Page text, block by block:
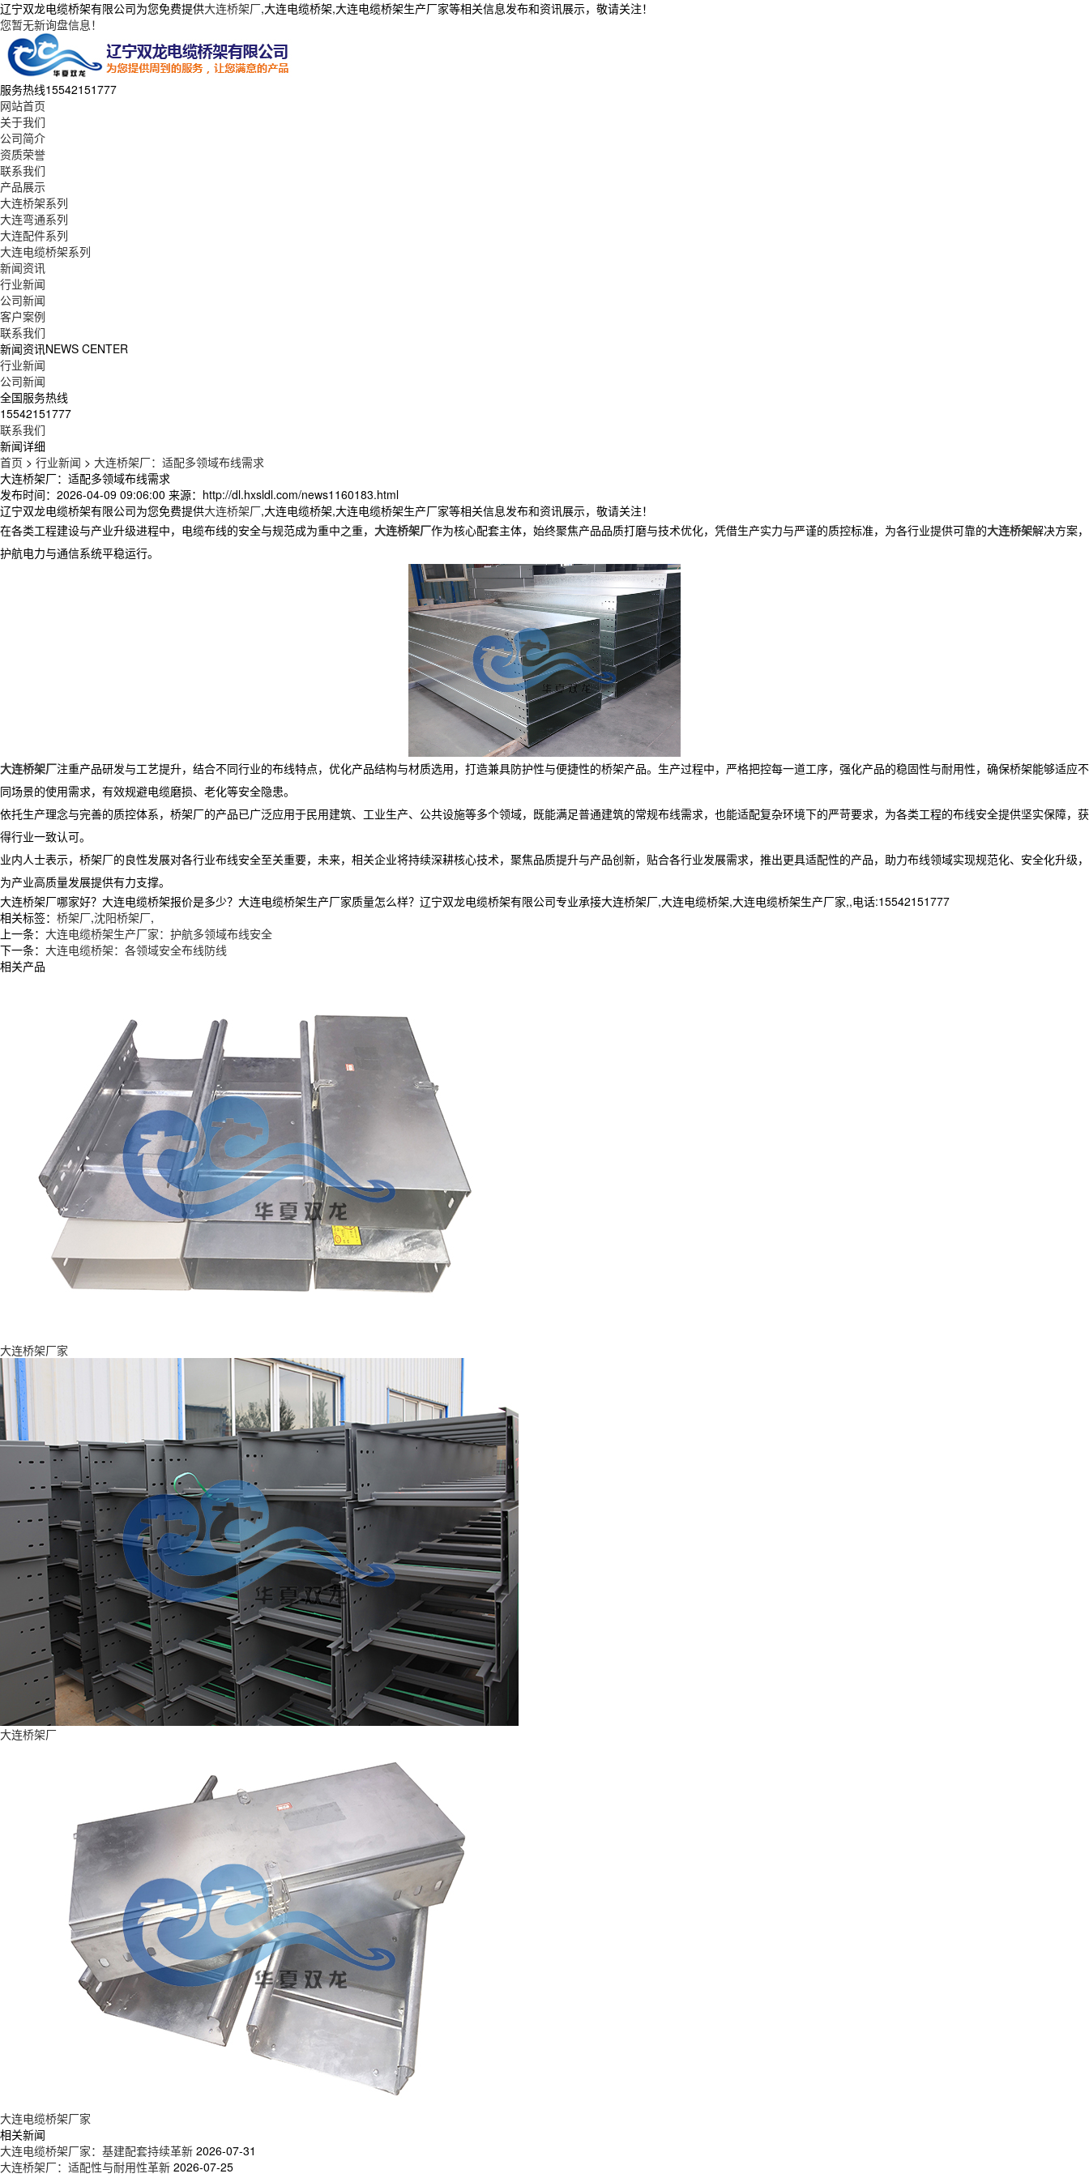
辽宁双龙电缆桥架有限公司为您免费提供大连桥架厂,大连电缆桥架,大连电缆桥架生产厂家等相关信息发布和资讯展示，敬请关注！
您暂无新询盘信息！
服务热线15542151777
网站首页
关于我们
公司简介
资质荣誉
联系我们
产品展示
大连桥架系列
大连弯通系列
大连配件系列
大连电缆桥架系列
新闻资讯
行业新闻
公司新闻
客户案例
联系我们
新闻资讯NEWS CENTER
行业新闻
公司新闻
全国服务热线
15542151777
联系我们
新闻详细
首页 > 行业新闻 > 大连桥架厂：适配多领域布线需求
大连桥架厂：适配多领域布线需求
发布时间：2026-04-09 09:06:00 来源：http://dl.hxsldl.com/news1160183.html
辽宁双龙电缆桥架有限公司为您免费提供大连桥架厂,大连电缆桥架,大连电缆桥架生产厂家等相关信息发布和资讯展示，敬请关注！
在各类工程建设与产业升级进程中，电缆布线的安全与规范成为重中之重， 大连桥架厂作为核心配套主体，始终聚焦产品品质打磨与技术优化，凭借生产实力与严谨的质控标准，为各行业提供可靠的大连桥架解决方案，
护航电力与通信系统平稳运行。
大连桥架厂注重产品研发与工艺提升，结合不同行业的布线特点，优化产品结构与材质选用，打造兼具防护性与便捷性的桥架产品。生产过程中，严格把控每一道工序，强化产品的稳固性与耐用性，确保桥架能够适应不
同场景的使用需求，有效规避电缆磨损、老化等安全隐患。
依托生产理念与完善的质控体系，桥架厂的产品已广泛应用于民用建筑、工业生产、公共设施等多个领域，既能满足普通建筑的常规布线需求，也能适配复杂环境下的严苛要求，为各类工程的布线安全提供坚实保障，获
得行业一致认可。
业内人士表示，桥架厂的良性发展对各行业布线安全至关重要，未来，相关企业将持续深耕核心技术，聚焦品质提升与产品创新，贴合各行业发展需求，推出更具适配性的产品，助力布线领域实现规范化、安全化升级，
为产业高质量发展提供有力支撑。
大连桥架厂哪家好？大连电缆桥架报价是多少？大连电缆桥架生产厂家质量怎么样？辽宁双龙电缆桥架有限公司专业承接大连桥架厂,大连电缆桥架,大连电缆桥架生产厂家,,电话:15542151777
相关标签： 桥架厂,沈阳桥架厂,
上一条： 大连电缆桥架生产厂家：护航多领域布线安全
下一条： 大连电缆桥架：各领域安全布线防线
相关产品
大连桥架厂家
大连桥架厂
大连电缆桥架厂家
相关新闻
大连电缆桥架厂家：基建配套持续革新 2026-07-31
大连桥架厂：适配性与耐用性革新 2026-07-25